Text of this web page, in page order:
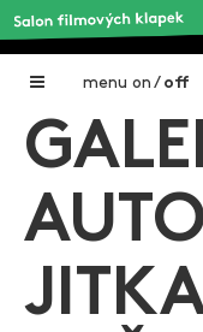
menu on / off
Home
Galerie
Autoři filmových